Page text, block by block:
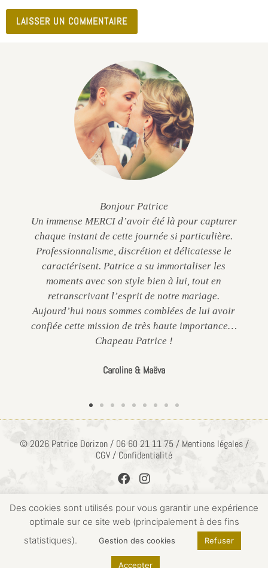
Bonjour Patrice
Un immense MERCI d’avoir été là pour capturer
chaque instant de cette journée si particulière.
Professionnalisme, discrétion et délicatesse le
caractérisent. Patrice a su immortaliser les
moments avec son style bien à lui, tout en
retranscrivant l’esprit de notre mariage.
Aujourd’hui nous sommes comblées de lui avoir
confiée cette mission de très haute importance…
Chapeau Patrice !
Caroline & Maëva
© 2026 Patrice Dorizon / 06 60 21 11 75 / Mentions légales /
CGV / Confidentialité
ACCÈS PRIVÉ
Des cookies sont utilisés pour vous garantir une expérience
optimale sur ce site web (principalement à des fins
statistiques).
Gestion des cookies Refuser
Accepter